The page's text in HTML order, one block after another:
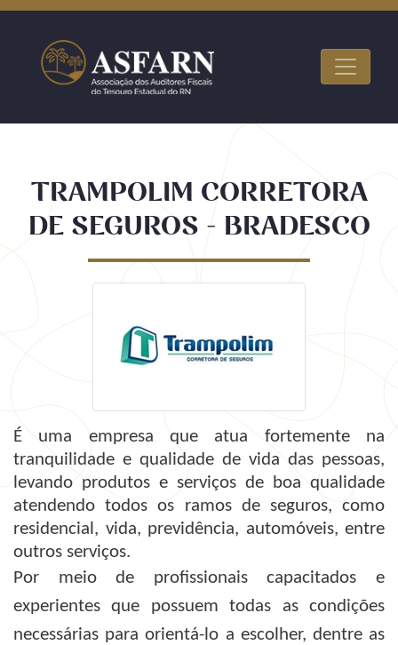
TRAMPOLIM CORRETORA
DE SEGUROS - BRADESCO
É uma empresa que atua fortemente na
tranquilidade e qualidade de vida das pessoas,
levando produtos e serviços de boa qualidade
atendendo todos os ramos de seguros, como
residencial, vida, previdência, automóveis, entre
outros serviços.
Por meio de profissionais capacitados e
experientes que possuem todas as condições
necessárias para orientá-lo a escolher, dentre as